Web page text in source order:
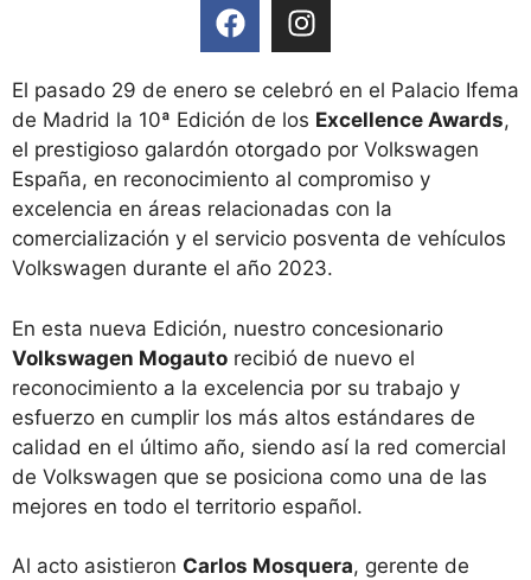
El pasado 29 de enero se celebró en el Palacio Ifema
de Madrid la 10ª Edición de los Excellence Awards,
el prestigioso galardón otorgado por Volkswagen
España, en reconocimiento al compromiso y
excelencia en áreas relacionadas con la
comercialización y el servicio posventa de vehículos
Volkswagen durante el año 2023.
En esta nueva Edición, nuestro concesionario
Volkswagen Mogauto recibió de nuevo el
reconocimiento a la excelencia por su trabajo y
esfuerzo en cumplir los más altos estándares de
calidad en el último año, siendo así la red comercial
de Volkswagen que se posiciona como una de las
mejores en todo el territorio español.
Al acto asistieron Carlos Mosquera, gerente de